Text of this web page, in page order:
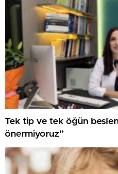
Tek tip ve tek öğün
önermiyoruz”